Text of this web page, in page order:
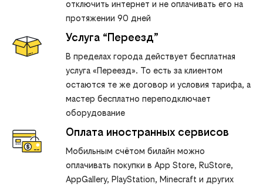
отключить интернет и не оплачивать его на
протяжении 90 дней
Услуга “Переезд”
В пределах города действует бесплатная
услуга «Переезд». То есть за клиентом
остаются те же договор и условия тарифа, а
мастер бесплатно переподключает
оборудование
Оплата иностранных сервисов
Мобильным счётом билайн можно
оплачивать покупки в App Store, RuStore,
AppGallery, PlayStation, Minecraft и других